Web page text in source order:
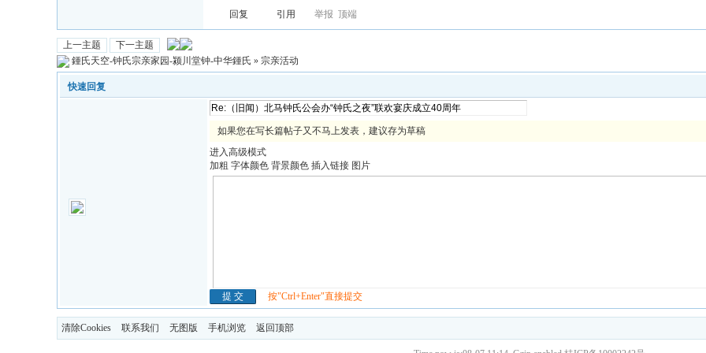
回复 引用 举报 顶端
上一主题
下一主题
鍾氏天空-钟氏宗亲家园-颍川堂钟-中华鍾氏 » 宗亲活动
快速回复
如果您在写长篇帖子又不马上发表，建议存为草稿
进入高级模式
加粗 字体颜色 背景颜色 插入链接 图片
按"Ctrl+Enter"直接提交
清除Cookies 联系我们 无图版 手机浏览 返回顶部